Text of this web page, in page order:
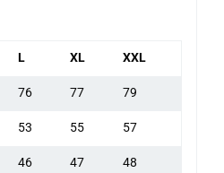
L XL XXL
76 77 79
53 55 57
46 47 48